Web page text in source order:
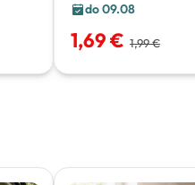
do 09.08
1,69 € 1,99 €